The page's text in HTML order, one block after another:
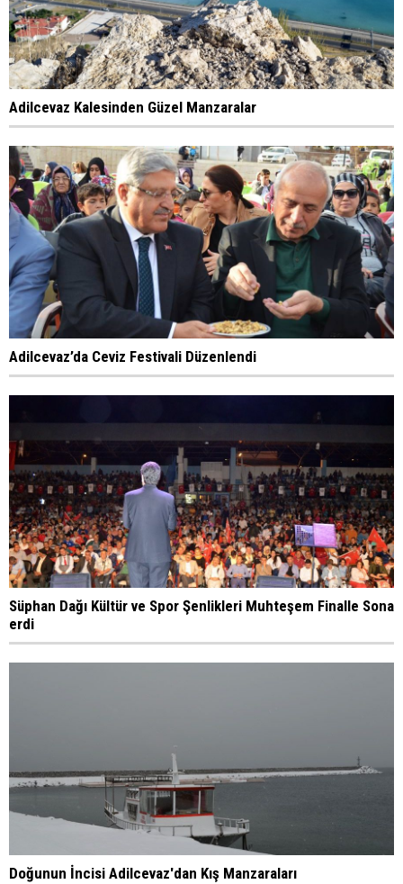
Adilcevaz Kalesinden Güzel Manzaralar
Adilcevaz’da Ceviz Festivali Düzenlendi
Süphan Dağı Kültür ve Spor Şenlikleri Muhteşem Finalle Sona
erdi
Doğunun İncisi Adilcevaz'dan Kış Manzaraları